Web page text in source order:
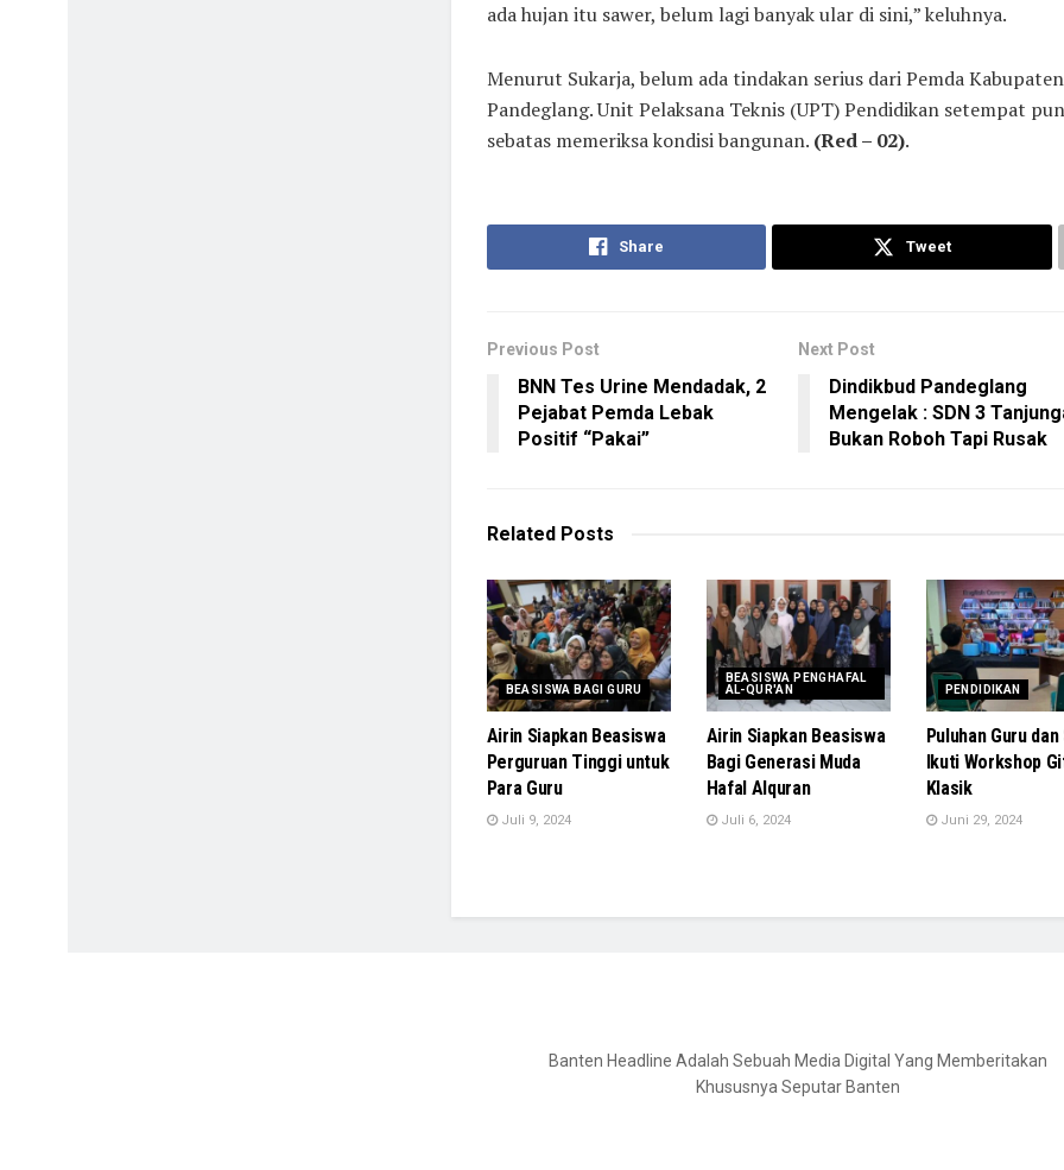
ada hujan itu sawer, belum lagi banyak ular di sini,” keluhnya.
Menurut Sukarja, belum ada tindakan serius dari Pemda Kabupaten
Pandeglang. Unit Pelaksana Teknis (UPT) Pendidikan setempat
sebatas memeriksa kondisi bangunan. (Red – 02).
Share Tweet
Previous Post
BNN Tes Urine Mendadak, 2
Pejabat Pemda Lebak
Positif “Pakai”
Next Post
Dindikbud Pandeglang
Mengelak : SDN 3
Bukan Roboh Tapi Rusak
RelatedPosts
BEASISWA BAGI GURU
Airin Siapkan Beasiswa
Perguruan Tinggi untuk
Para Guru
Juli 9, 2024
BEASISWA PENGHAFAL
AL-QUR'AN
Airin Siapkan Beasiswa
Bagi Generasi Muda
Hafal Alquran
Juli 6, 2024
PENDIDIKAN
Puluhan Guru
Ikuti Workshop
Klasik
Juni 29, 2024
Banten Headline Adalah Sebuah Media Digital Yang Memberitakan
Khususnya Seputar Banten